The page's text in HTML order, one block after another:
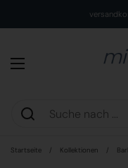
Menü öffnen
Startseite / Kollektionen /